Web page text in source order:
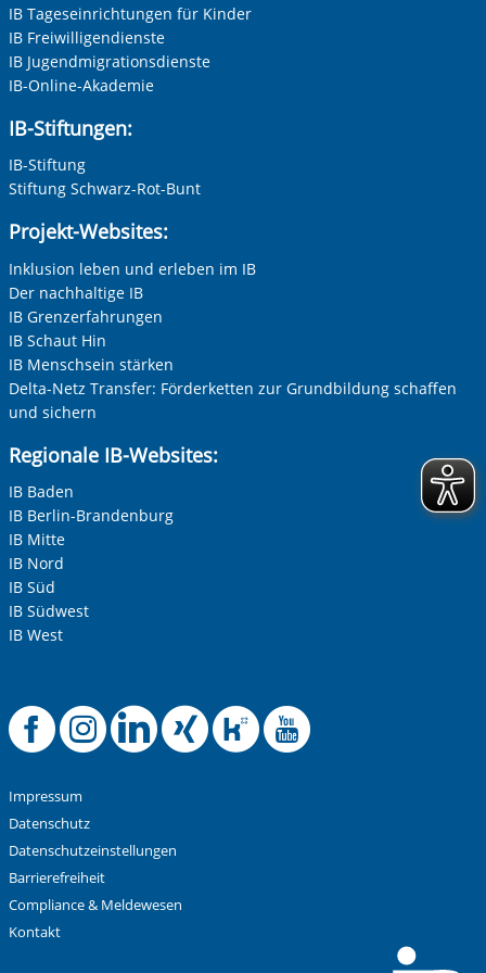
Datenübertragung in die USA, wo kein gleichwertiges
Datenschutzniveau gewährleistet ist, nicht ausgeschlossen
werden. Alle Informationen zum Schutz Ihrer Daten finden
Sie in unserer Datenschutzerklärung. Ihre Einwilligung
widerrufen:
Zur Aktivierung der Videos Marketing-Cookies hier
Vorherige Folie anzeigen
IB Tageseinrichtungen für Kinder
IB Freiwilligendienste
IB Jugendmigrationsdienste
IB-Online-Akademie
IB-Stiftungen:
IB-Stiftung
Stiftung Schwarz-Rot-Bunt
Projekt-Websites:
Inklusion leben und erleben im IB
Der nachhaltige IB
IB Grenzerfahrungen
IB Schaut Hin
IB Menschsein stärken
Delta-Netz Transfer: Förderketten zur Grundbildung schaffen
und sichern
Regionale IB-Websites:
IB Baden
IB Berlin-Brandenburg
IB Mitte
IB Nord
IB Süd
IB Südwest
IB West
Offizielle
Offizielle
Offizielle
Offizielle
Offizielle
Impressum
Datenschutz
Datenschutzeinstellungen
Barrierefreiheit
Compliance & Meldewesen
Kontakt